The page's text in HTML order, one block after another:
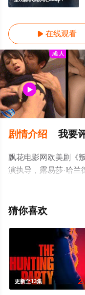
 在线观看
剧情介绍 我要
飘花电影网欧美剧《
演执导，露易莎·哈兰
穆罕默德,弗兰克·迪
恩
情已揭晓（全8集）
剧全集就上飘花影院
剧、电视猫或剧情网
猜你喜欢
更新至13集